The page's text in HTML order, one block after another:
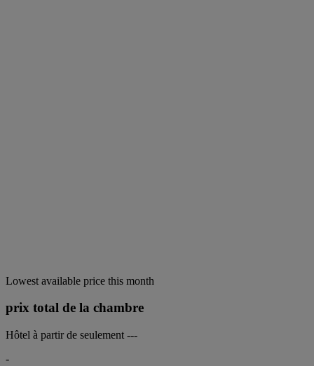
Lowest available price this month
prix total de la chambre
Hôtel à partir de seulement ---
-